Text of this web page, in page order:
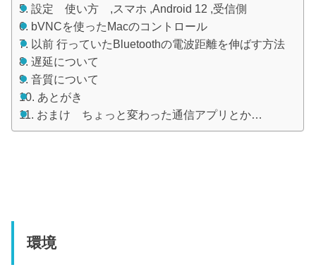
設定 使い方 ,スマホ ,Android 12 ,受信側
bVNCを使ったMacのコントロール
以前 行っていたBluetoothの電波距離を伸ばす方法
遅延について
音質について
あとがき
おまけ ちょっと変わった通信アプリとか…
環境